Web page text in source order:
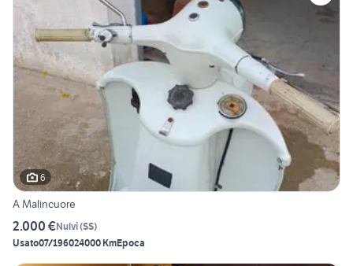
6
A Malincuore
2.000 €Nulvi(SS)
Usato07/196024000 KmEpoca